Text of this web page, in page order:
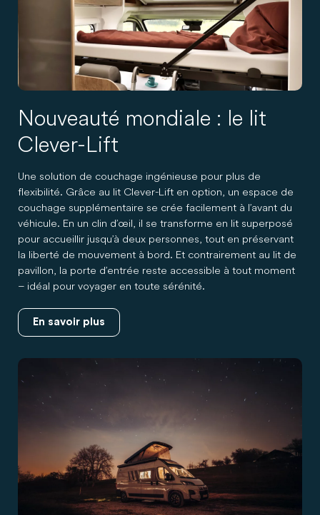
Nouveauté mondiale : le lit
Clever-Lift
Une solution de couchage ingénieuse pour plus de
flexibilité. Grâce au lit Clever-Lift en option, un espace de
couchage supplémentaire se crée facilement à l’avant du
véhicule. En un clin d’œil, il se transforme en lit superposé
pour accueillir jusqu’à deux personnes, tout en préservant
la liberté de mouvement à bord. Et contrairement au lit de
pavillon, la porte d’entrée reste accessible à tout moment
– idéal pour voyager en toute sérénité.
En savoir plus